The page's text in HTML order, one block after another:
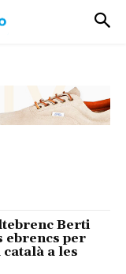
Berti
ebrencs per
a les